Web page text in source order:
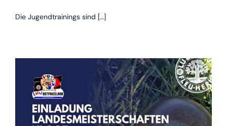
Die Jugendtrainings sind […]